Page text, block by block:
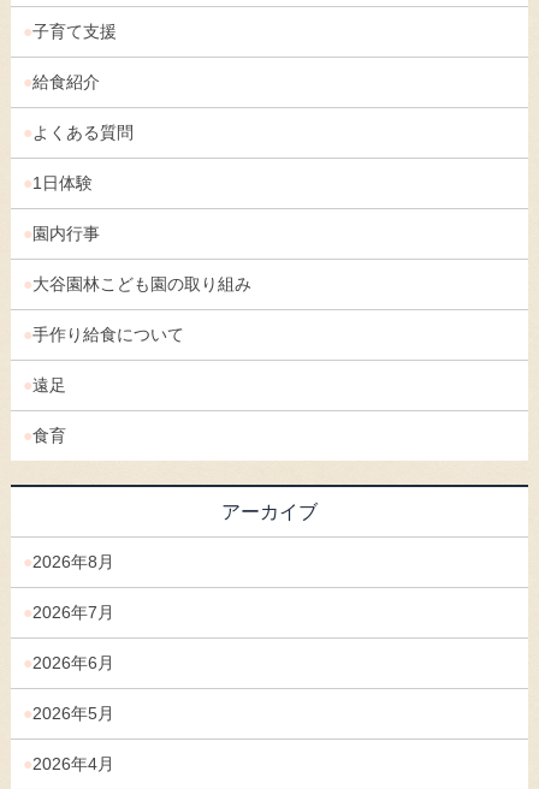
子育て支援
給食紹介
よくある質問
1日体験
園内行事
大谷園林こども園の取り組み
手作り給食について
遠足
食育
アーカイブ
2026年8月
2026年7月
2026年6月
2026年5月
2026年4月